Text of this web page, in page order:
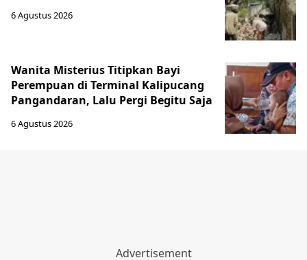
6 Agustus 2026
Wanita Misterius Titipkan Bayi
Perempuan di Terminal Kalipucang
Pangandaran, Lalu Pergi Begitu Saja
6 Agustus 2026